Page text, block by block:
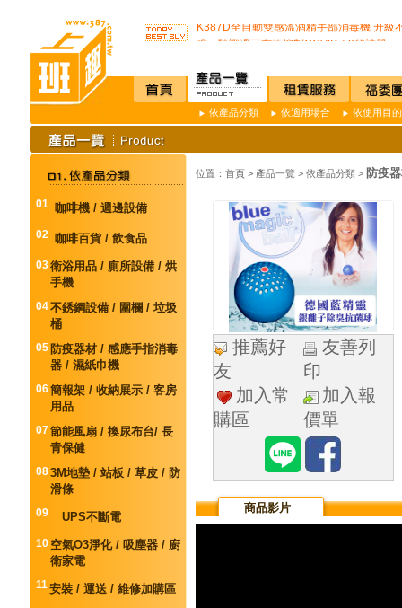
K387D全自動雙感溫酒精手部消毒機 升級
唯一驗證過可有效抑制COVID-19的神器
榮獲M.I.T台灣精品獎超省電的負離子節能
不再害怕上公司廁所~馬桶座墊紙讓您如廁
店內裝設嬰兒換尿布檯提供給婦幼貴賓貼
SSI -222R 吸頂式空氣淨化機讓你抵抗
K3 Plus 全自動紅外線測溫儀(附立架) 預購
K387D全自動雙感溫酒精手部消毒機 升級
通用型防疫透明面罩10入裝
依產品分類 依適用場合 依使用目的
01 咖啡機 / 週邊設備
02 咖啡百貨 / 飲食品
03衛浴用品 / 廁所設備 / 烘
手機
04不銹鋼設備 / 圍欄 / 垃圾
桶
05 防疫器材 / 感應手指消毒
器 / 濕紙巾機
06簡報架 / 收納展示 / 客房
用品
07節能風扇 / 換尿布台/ 長
青保健
083M地墊 / 站板 / 草皮 / 防
滑條
09 UPS不斷電
10 空氣O3淨化 / 吸塵器 / 廚
衛家電
11安裝 / 運送 / 維修加購區
位置： 首頁> 產品一覽 > 依產品分類> 防疫
推薦好
友
友善列
印
加入常
購區
加入報
價單
商品影片